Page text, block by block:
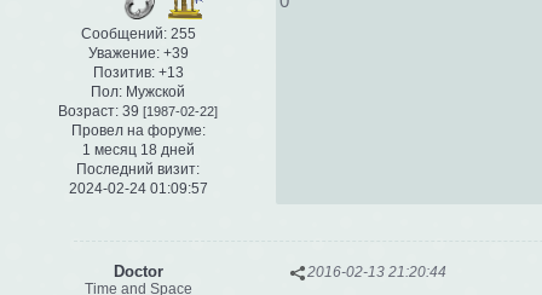
Сообщений:255
Уважение: +39
Позитив: +13
Пол: Мужской
Возраст: 39 [1987-02-22]
Провел на форуме:
1 месяц 18 дней
Последний визит:
2024-02-24 01:09:57
2016-02-13 21:20:44
Doctor
Time and Space